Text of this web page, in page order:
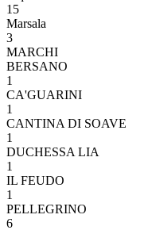
15
Marsala
3
MARCHI
BERSANO
1
CA'GUARINI
1
CANTINA DI SOAVE
1
DUCHESSA LIA
1
IL FEUDO
1
PELLEGRINO
6